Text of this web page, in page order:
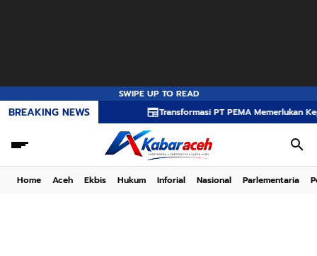
SWIPE UP TO READ
BREAKING NEWS Transformasi PT PEMA Memerlukan
Home Aceh Ekbis Hukum Inforial Nasional Parlementaria